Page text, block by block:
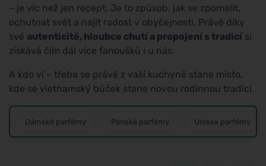
– je víc než jen recept. Je to způsob, jak se zpomalit,
ochutnat svět a najít radost v obyčejnosti. Právě díky
své autenticitě, hloubce chutí a propojení s tradicí si
získává čím dál více fanoušků i u nás.
A kdo ví – třeba se právě z vaší kuchyně stane místo,
kde se vietnamský bůček stane novou rodinnou tradicí.
Dámské parfémy Pánské parfémy Unisex parfémy